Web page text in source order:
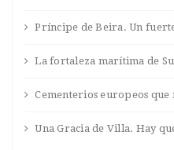
Príncipe de Beira. Un
La fortaleza marítima de
Cementerios europeos que
Una Gracia de Villa. Hay